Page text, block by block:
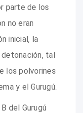
parte de los
no eran
inicial, la
tal
los polvorines
y el Gurugú.
del Gurugú